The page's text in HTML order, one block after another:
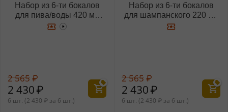
Набор из 6-ти бокалов
для пива/воды 420 мл
WL‑888026/6A
2 565₽
2 430₽
6 шт. (2 430 ₽ за 6 шт.)
Набор из 6-ти бокалов
для шампанского 220 мл
WL‑888027/6A
2 565₽
2 430₽
6 шт. (2 430 ₽ за 6 шт.)